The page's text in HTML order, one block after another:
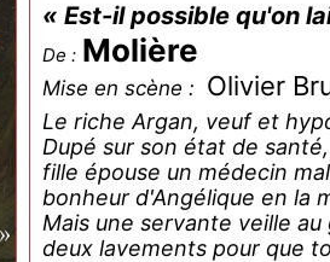
« Est-il possible qu'on
De : Molière
Mise en scène : Olivier
Le riche Argan, veuf et
Dupé sur son état de
fille épouse un médecin
bonheur d'Angélique en la
Mais une servante veille
deux lavements pour que